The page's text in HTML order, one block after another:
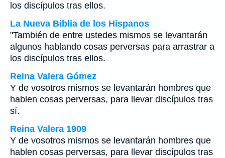
los discípulos tras ellos.
La Nueva Biblia de los Hispanos
"También de entre ustedes mismos se levantarán
algunos hablando cosas perversas para arrastrar a
los discípulos tras ellos.
Reina Valera Gómez
Y de vosotros mismos se levantarán hombres que
hablen cosas perversas, para llevar discípulos tras
sí.
Reina Valera 1909
Y de vosotros mismos se levantarán hombres que
hablen cosas perversas, para llevar discípulos tras